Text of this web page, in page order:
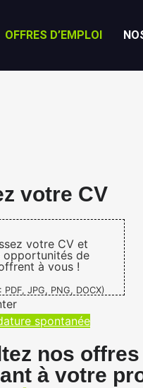
OFFRES D’EMPLOI
votre CV
votre CV et
opportunités de
à vous !
JPG, PNG, DOCX)
spontanée
nos offres
à votre